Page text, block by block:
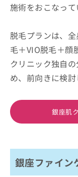
施術をおこなって
脱毛プランは、
毛＋VIO脱毛＋顔
クリニック独自
め、前向きに検
銀座肌
銀座ファイン